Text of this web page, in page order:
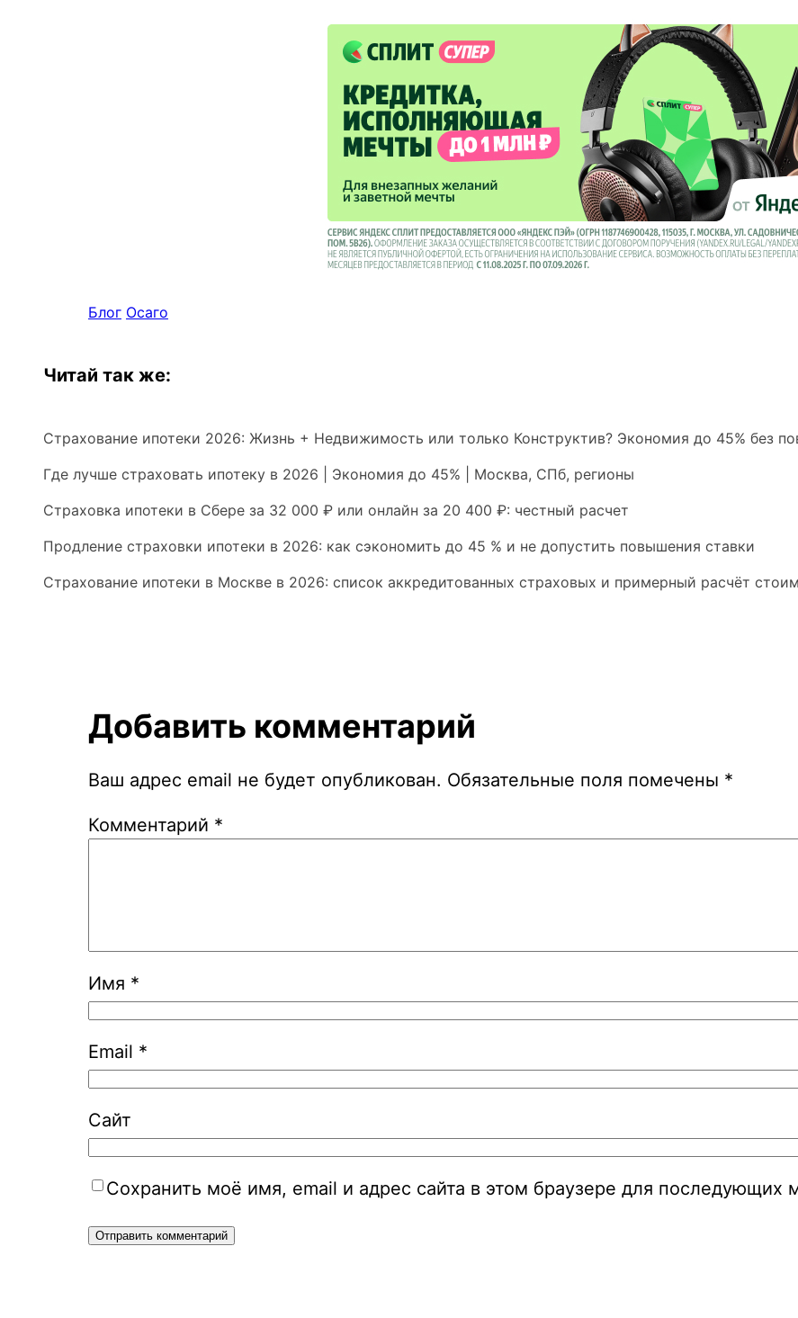
Блог Осаго
Читай так же:
Страхование ипотеки 2026: Жизнь + Недвижимость или только Конструктив? Экономия до 45% без
Где лучше страховать ипотеку в 2026 | Экономия до 45% | Москва, СПб, регионы
Страховка ипотеки в Сбере за 32 000 ₽ или онлайн за 20 400 ₽: честный расчет
Продление страховки ипотеки в 2026: как сэкономить до 45 % и не допустить повышения ставки
Страхование ипотеки в Москве в 2026: список аккредитованных страховых и примерный расчёт
Добавить комментарий
Ваш адрес email не будет опубликован. Обязательные поля помечены *
Комментарий *
Имя *
Email *
Сайт
Сохранить моё имя, email и адрес сайта в этом браузере для последующих